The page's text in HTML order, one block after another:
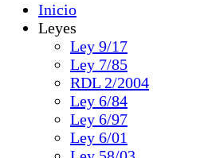
Inicio
Leyes
Ley 9/17
Ley 7/85
RDL 2/2004
Ley 6/84
Ley 6/97
Ley 6/01